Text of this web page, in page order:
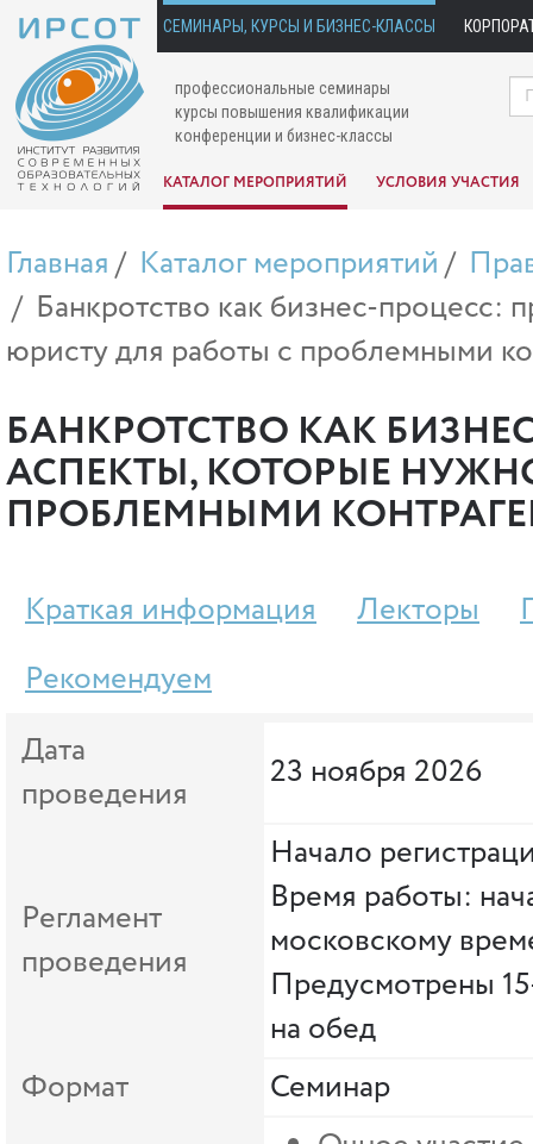
СЕМИНАРЫ, КУРСЫ И БИЗНЕС-КЛАССЫ
профессиональные семинары
курсы повышения квалификации
конференции и бизнес-классы
КАТАЛОГ МЕРОПРИЯТИЙ УСЛОВИЯ УЧАСТИЯ
Главная Каталог мероприятий
Банкротство как бизнес-процесс:
юристу для работы с проблемными
БАНКРОТСТВО КАК
АСПЕКТЫ, КОТОРЫЕ
ПРОБЛЕМНЫМИ
Краткая информация Лекторы
Рекомендуем
Дата
проведения
23 ноября 2026
Регламент
проведения
Начало
Время работы:
московскому
Предусмотрены
на обед
Формат
Семинар